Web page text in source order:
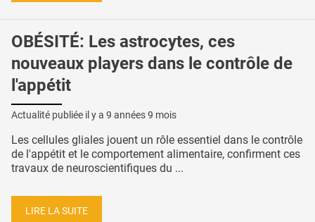
OBÉSITÉ: Les astrocytes, ces
nouveaux players dans le contrôle de
l'appétit
Actualité publiée il y a 9 années 9 mois
Les cellules gliales jouent un rôle essentiel dans le contrôle
de l'appétit et le comportement alimentaire, confirment ces
travaux de neuroscientifiques du ...
LIRE LA SUITE